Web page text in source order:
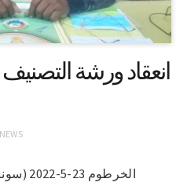
انعقاد ورشة